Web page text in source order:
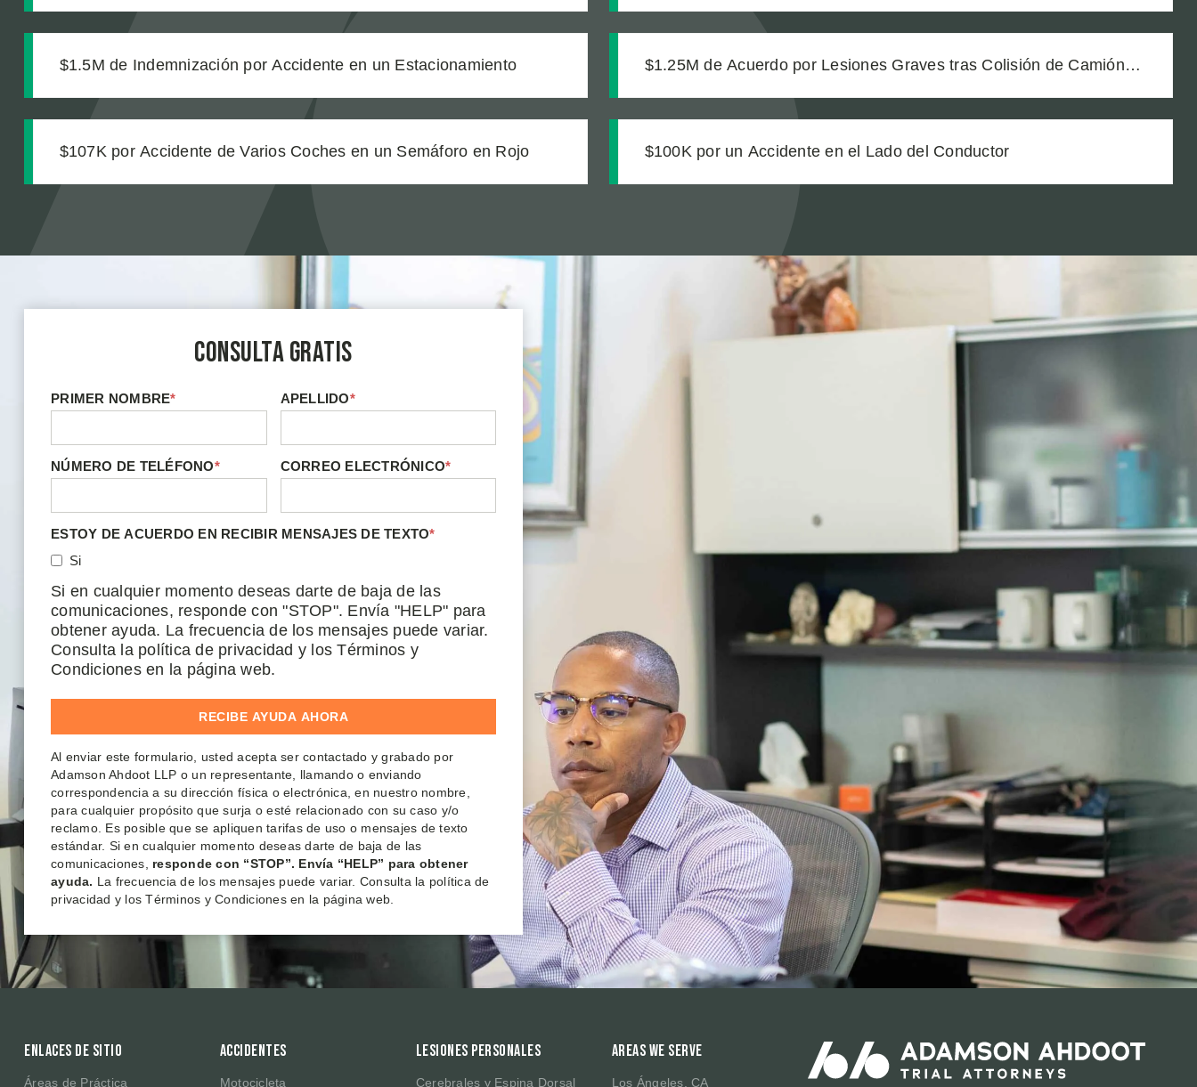
$1.5M de Indemnización por Accidente en un Estacionamiento
$1.25M de Acuerdo por Lesiones Graves tras Colisión de Camión
$107K por Accidente de Varios Coches en un Semáforo en Rojo $100K por un Accidente en el Lado del Conductor
Consulta Gratis
PRIMER NOMBRE* APELLIDO*
NÚMERO DE TELÉFONO* CORREO ELECTRÓNICO*
ESTOY DE ACUERDO EN RECIBIR MENSAJES DE TEXTO*
Si
Si en cualquier momento deseas darte de baja de las
comunicaciones, responde con "STOP". Envía "HELP" para
obtener ayuda. La frecuencia de los mensajes puede variar.
Consulta la política de privacidad y los Términos y
Condiciones en la página web.
Al enviar este formulario, usted acepta ser contactado y grabado por
Adamson Ahdoot LLP o un representante, llamando o enviando
correspondencia a su dirección física o electrónica, en nuestro nombre,
para cualquier propósito que surja o esté relacionado con su caso y/o
reclamo. Es posible que se apliquen tarifas de uso o mensajes de texto
estándar. Si en cualquier momento deseas darte de baja de las
comunicaciones, responde con “STOP”. Envía “HELP” para obtener
ayuda. La frecuencia de los mensajes puede variar. Consulta la política de
privacidad y los Términos y Condiciones en la página web.
Enlaces de sitio
Áreas de Práctica
Accidentes
Motocicleta
Lesiones Personales
Cerebrales y Espina Dorsal
Areas We Serve
Los Ángeles, CA